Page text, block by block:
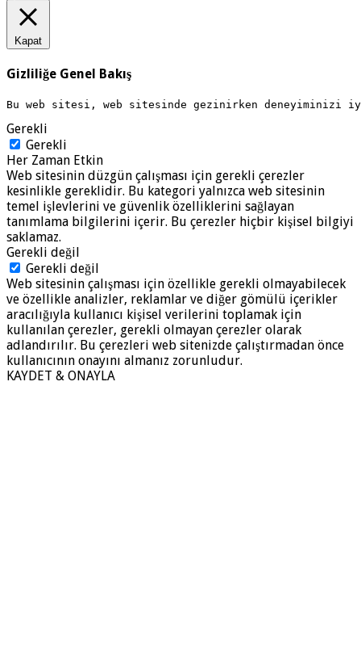
Kapat
Gizliliğe Genel Bakış
Bu web sitesi, web sitesinde gezinirken deneyiminizi
Gerekli
Gerekli
Her Zaman Etkin
Web sitesinin düzgün çalışması için gerekli çerezler
kesinlikle gereklidir. Bu kategori yalnızca web sitesinin
temel işlevlerini ve güvenlik özelliklerini sağlayan
tanımlama bilgilerini içerir. Bu çerezler hiçbir kişisel bilgiyi
saklamaz.
Gerekli değil
Gerekli değil
Web sitesinin çalışması için özellikle gerekli olmayabilecek
ve özellikle analizler, reklamlar ve diğer gömülü içerikler
aracılığıyla kullanıcı kişisel verilerini toplamak için
kullanılan çerezler, gerekli olmayan çerezler olarak
adlandırılır. Bu çerezleri web sitenizde çalıştırmadan önce
kullanıcının onayını almanız zorunludur.
KAYDET & ONAYLA